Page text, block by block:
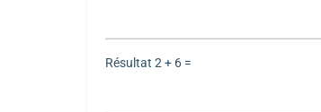
Résultat 2 + 6 =